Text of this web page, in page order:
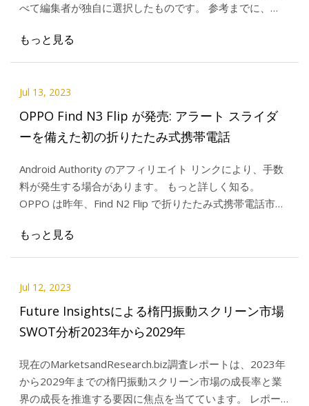
べて編集者が独自に選択したものです。 参考までに、
もっと見る
Jul 13, 2023
OPPO Find N3 Flip が発売: アラート スライダ
ーを備えた初の折りたたみ式携帯電話
Android Authority のアフィリエイト リンクにより、手数
料が発生する場合があります。 もっと詳しく知る。
OPPO は昨年、Find N2 Flip で折りたたみ式携帯電話市場
もっと見る
Jul 12, 2023
Future Insightsによる楕円振動スクリーン市場
SWOT分析2023年から2029年
現在のMarketsandResearch.biz調査レポートは、2023年
から2029年までの楕円振動スクリーン市場の成長率と業
界の成長を推進する要因に焦点を当てています。 レポー